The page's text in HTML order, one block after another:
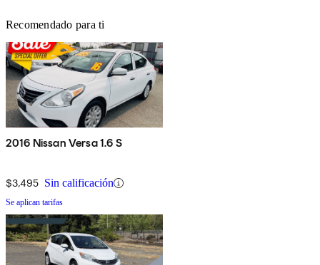
Recomendado para ti
2016 Nissan Versa 1.6 S
$3,495 Sin calificación
Se aplican tarifas